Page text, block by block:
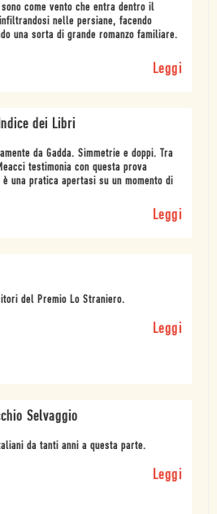
come vento che entra dentro il
nelle persiane, facendo
una sorta di grande romanzo familiare.
Leggi
dei Libri
da Gadda. Simmetrie e doppi. Tra
testimonia con questa prova
una pratica apertasi su un momento di
Leggi
del Premio Lo Straniero.
Leggi
Selvaggio
da tanti anni a questa parte.
Leggi